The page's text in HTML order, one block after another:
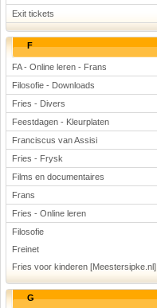
Exit tickets
F
FA - Online leren - Frans
Filosofie - Downloads
Fries - Divers
Feestdagen - Kleurplaten
Franciscus van Assisi
Fries - Frysk
Films en documentaires
Frans
Fries - Online leren
Filosofie
Freinet
Fries voor kinderen [Meestersipke.nl]
G